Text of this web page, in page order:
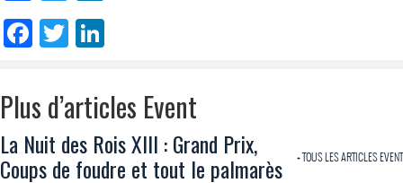
Facebook
Twitter
Plus d’articles Event
+ TOUS LES ARTICLES EVENT
La Nuit des Rois XIII : Grand Prix,
Coups de foudre et tout le palmarès